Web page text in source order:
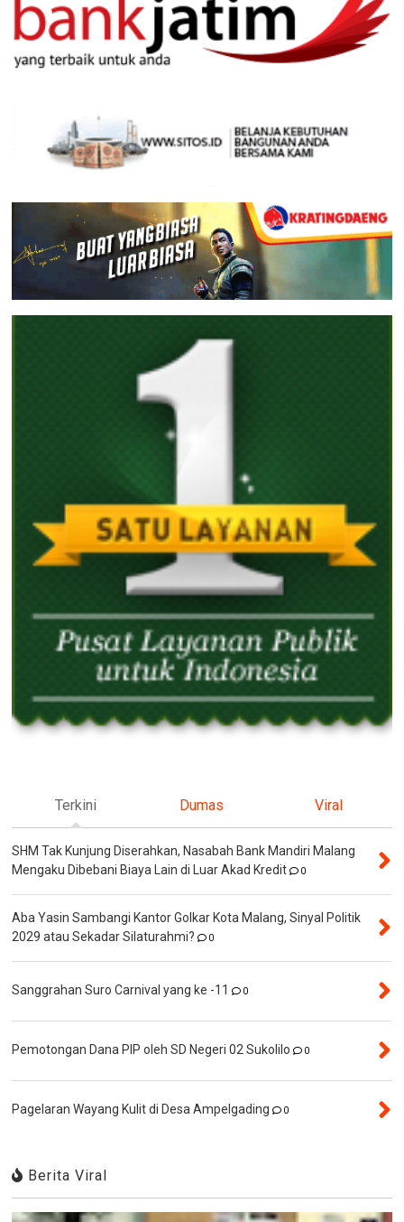
Terkini Dumas Viral
SHM Tak Kunjung Diserahkan, Nasabah Bank Mandiri Malang
Mengaku Dibebani Biaya Lain di Luar Akad Kredit
0
Aba Yasin Sambangi Kantor Golkar Kota Malang, Sinyal Politik
2029 atau Sekadar Silaturahmi?
0
Sanggrahan Suro Carnival yang ke -11 0
Pemotongan Dana PIP oleh SD Negeri 02 Sukolilo 0
Pagelaran Wayang Kulit di Desa Ampelgading 0
Berita Viral